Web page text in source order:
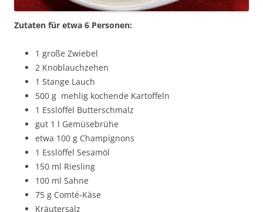
Zutaten für etwa 6 Personen:
1 große Zwiebel
2 Knoblauchzehen
1 Stange Lauch
500 g mehlig kochende Kartoffeln
1 Esslöffel Butterschmalz
gut 1 l Gemüsebrühe
etwa 100 g Champignons
1 Esslöffel Sesamöl
150 ml Riesling
100 ml Sahne
75 g Comté-Käse
Kräutersalz